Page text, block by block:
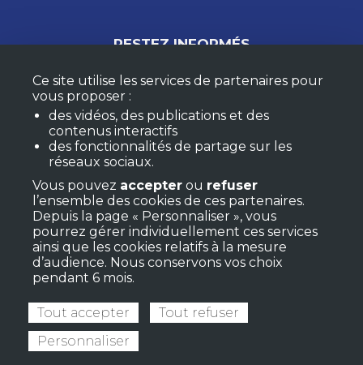
RESTEZ INFORMÉS
M'ABONNER À LA NEWSLETTER
MON COMPTE
F.A.Q.
RETROUVEZ LES RESSOURCES RÉGIONALES
Ce site utilise les services de partenaires pour
vous proposer :
des vidéos, des publications et des
contenus interactifs
des fonctionnalités de partage sur les
réseaux sociaux.
Vous pouvez accepter ou refuser
l’ensemble des cookies de ces partenaires.
Depuis la page « Personnaliser », vous
pourrez gérer individuellement ces services
ainsi que les cookies relatifs à la mesure
d’audience. Nous conservons vos choix
pendant 6 mois.
Tout accepter
Tout refuser
Personnaliser